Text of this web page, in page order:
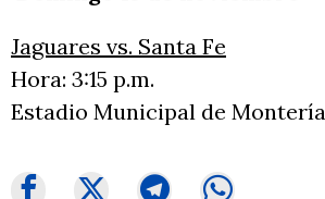
Jaguares vs. Santa Fe
Hora: 3:15 p.m.
Estadio Municipal de Montería